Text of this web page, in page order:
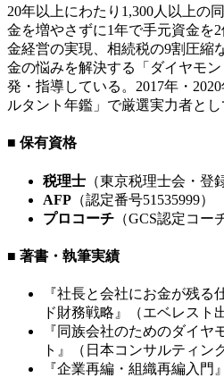
20年以上にわたり1,300人以上の
金を増やさずに1年で手元資金を
金経営の実現、相続税の9割圧縮
金の悩みを解決する「ダイヤモ
発・指導している。2017年・
ルタント年鑑」で厳選実力者とし
■ 保有資格
税理士 （東京税理士会・登
AFP （認定番号51535999）
プロコーチ （GCS認定コー
■ 著書・執筆実績
『社長と会社にお金が残る
ド財務戦略』（エベレスト
『同族会社のためのダイヤ
ト』（日本コンサルティン
『企業再編・組織再編入門